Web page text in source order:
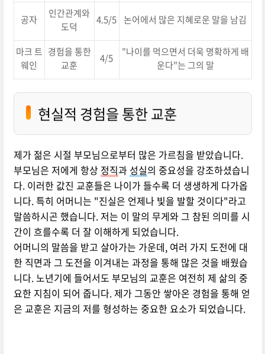
공자
인간관계와
도덕
4.5/5 논어에서 많은 지혜로운 말을 남김
마크 트
웨인
경험을 통한
교훈
4/5
"나이를 먹으면서 더욱 명확하게 배
운다"는 그의 말
현실적 경험을 통한 교훈
제가 젊은 시절 부모님으로부터 많은 가르침을 받았습니다.
부모님은 저에게 항상 정직과 성실의 중요성을 강조하셨습니
다. 이러한 값진 교훈들은 나이가 들수록 더 생생하게 다가옵
니다. 특히 어머니는 "진실은 언제나 빛을 발할 것이다"라고
말씀하시곤 했습니다. 저는 이 말의 무게와 그 참된 의미를 시
간이 흐를수록 더 잘 이해하게 되었습니다.
어머니의 말씀을 받고 살아가는 가운데, 여러 가지 도전에 대
한 직면과 그 도전을 이겨내는 과정을 통해 많은 것을 배웠습
니다. 노년기에 들어서도 부모님의 교훈은 여전히 제 삶의 중
요한 지침이 되어 줍니다. 제가 그동안 쌓아온 경험을 통해 얻
은 교훈은 지금의 저를 형성하는 중요한 요소가 되었습니다.